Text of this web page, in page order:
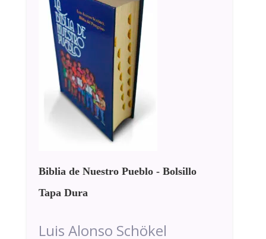
Biblia de Nuestro Pueblo - Bolsillo
Tapa Dura
Luis Alonso Schökel